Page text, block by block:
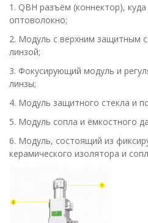
1. QBH разъём (коннектор),
оптоволокно;
2. Модуль с верхним защитным
линзой;
3. Фокусирующий модуль и
линзы;
4. Модуль защитного стекла и
5. Модуль сопла и ёмкостного
6. Модуль, состоящий из
керамического изолятора и